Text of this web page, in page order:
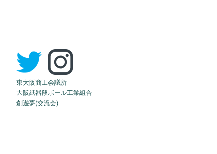
東大阪商工会議所
大阪紙器段ボール工業組合
創遊夢(交流会)